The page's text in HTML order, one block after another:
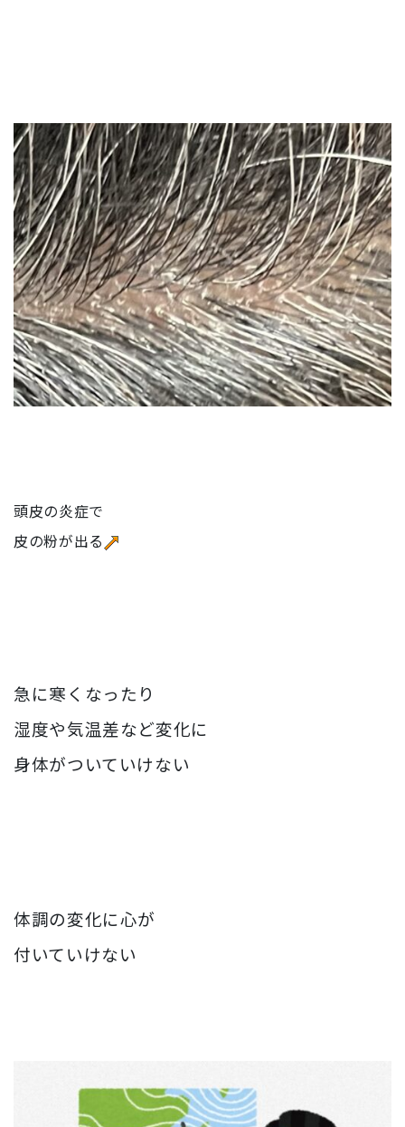
頭皮の炎症で
皮の粉が出る
急に寒くなったり
湿度や気温差など変化に
身体がついていけない
体調の変化に心が
付いていけない